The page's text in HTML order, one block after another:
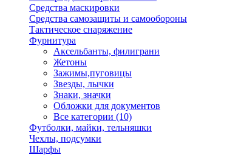
Средства маскировки
Средства самозащиты и самообороны
Тактическое снаряжение
Фурнитура
Аксельбанты, филиграни
Жетоны
Зажимы,пуговицы
Звезды, лычки
Знаки, значки
Обложки для документов
Все категории (10)
Футболки, майки, тельняшки
Чехлы, подсумки
Шарфы